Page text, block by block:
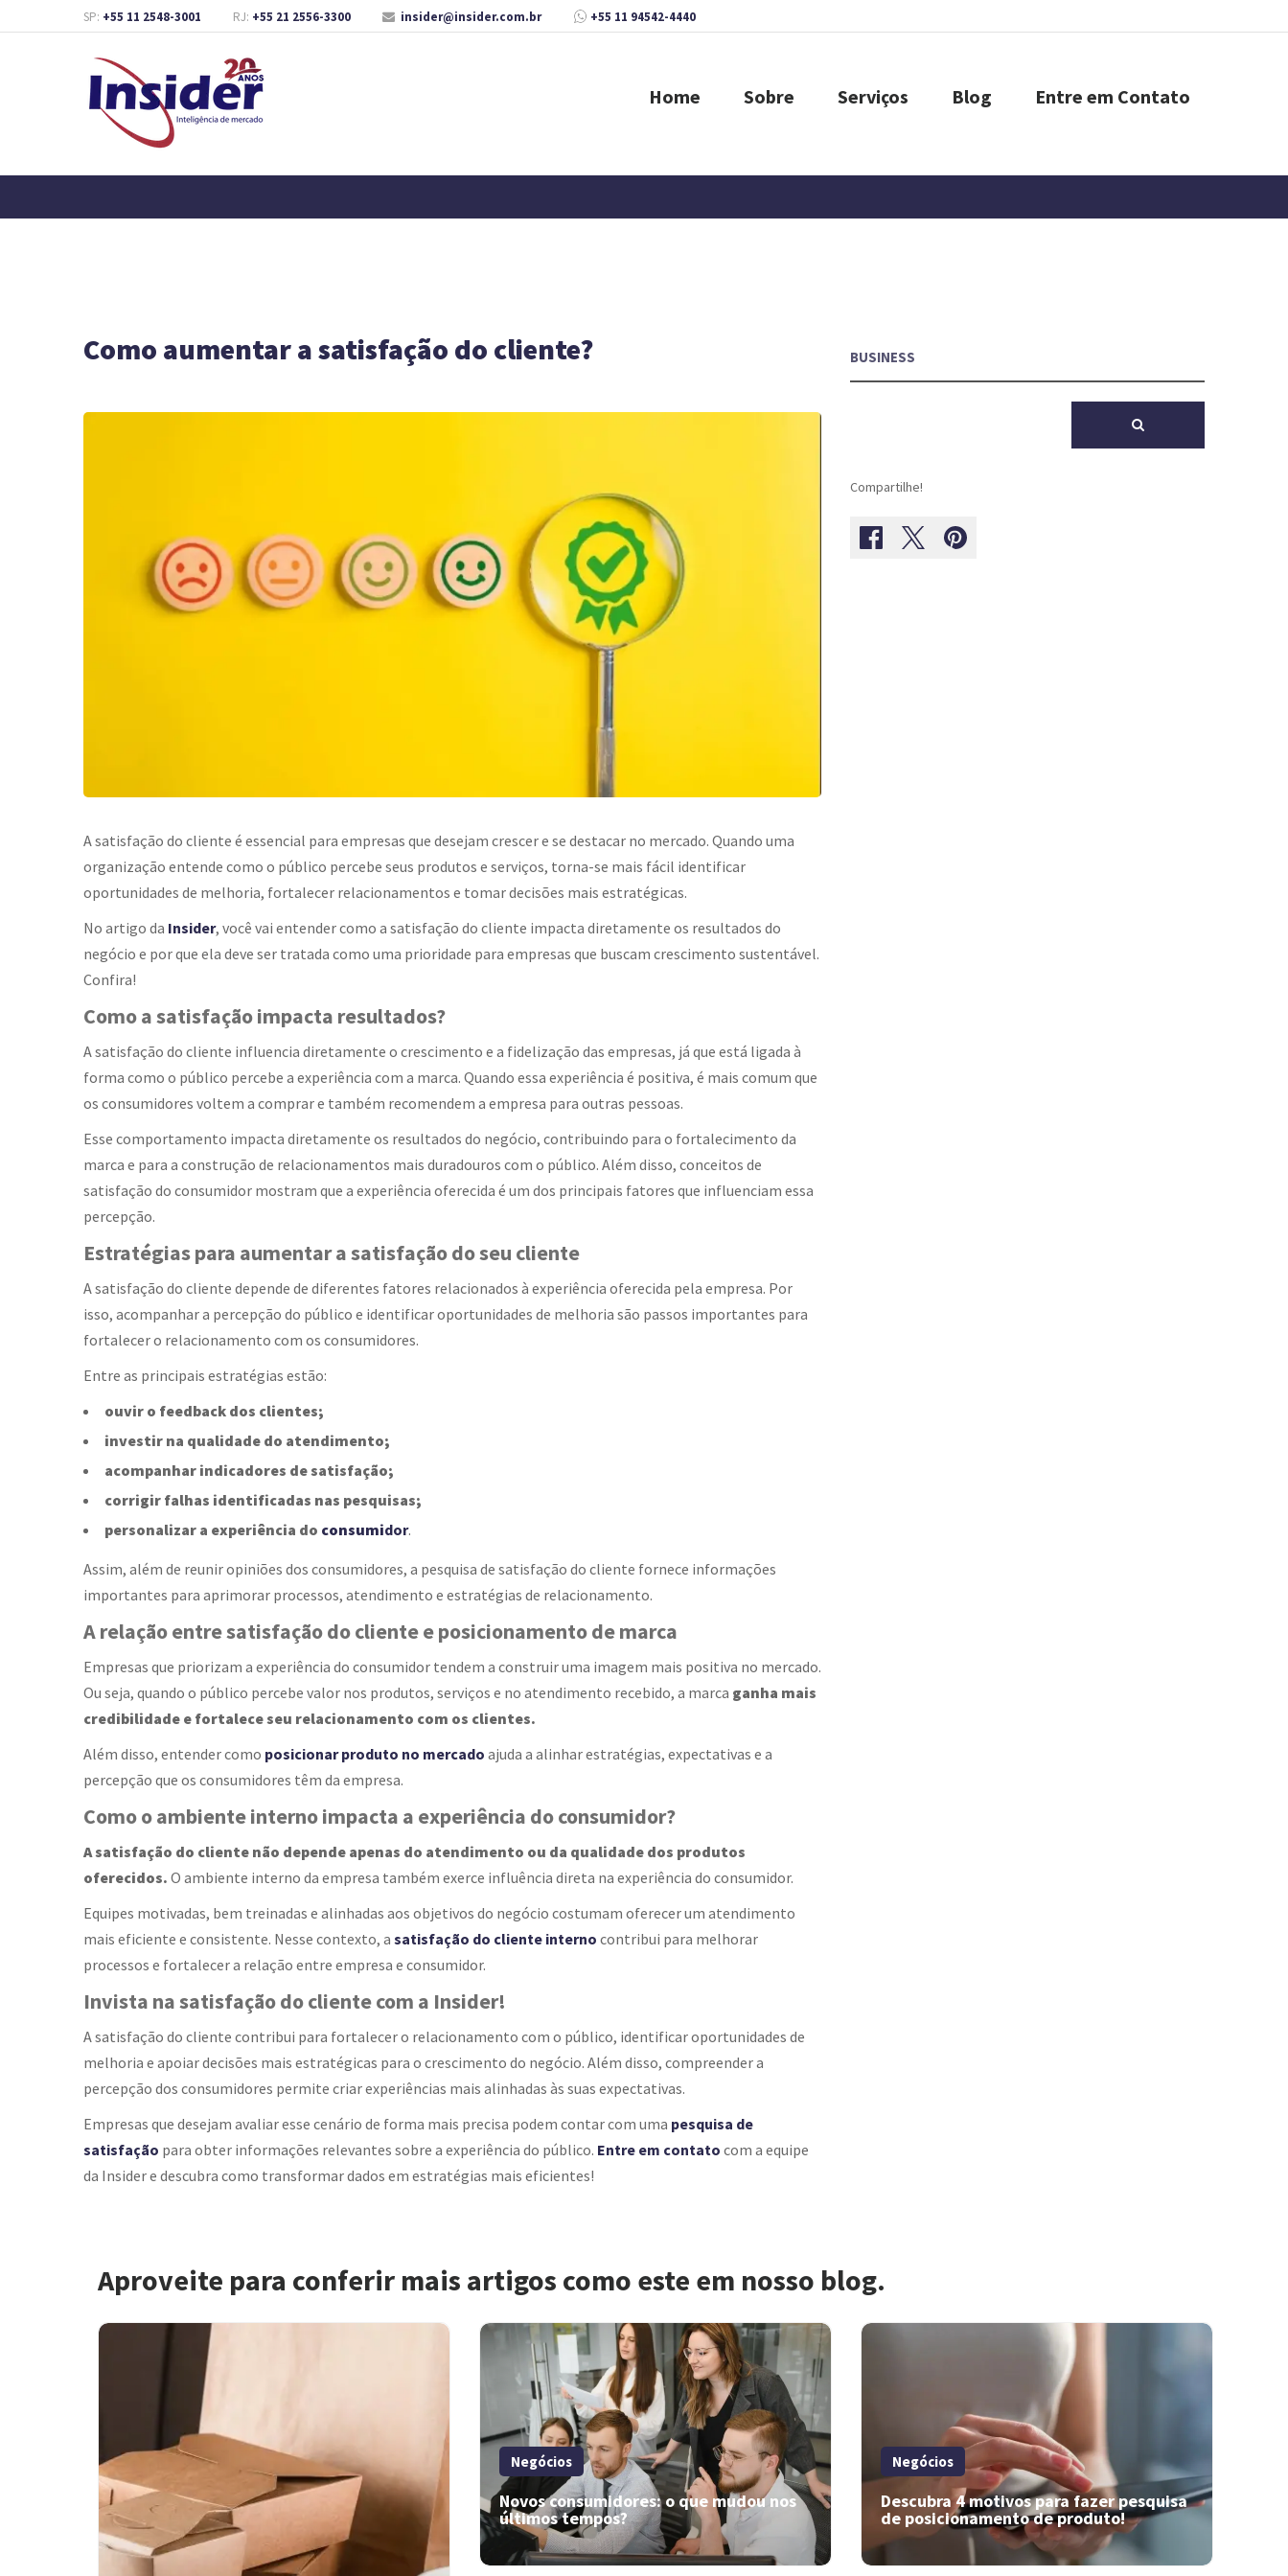
SP: +55 11 2548-3001 RJ: +55 21 2556-3300 insider@insider.com.br +55 11 94542-4440
Home Sobre Serviços Blog Entre em Contato
Como aumentar a satisfação do cliente?
A satisfação do cliente é essencial para empresas que desejam crescer e se destacar no mercado. Quando uma
organização entende como o público percebe seus produtos e serviços, torna-se mais fácil identificar
oportunidades de melhoria, fortalecer relacionamentos e tomar decisões mais estratégicas.
No artigo da Insider, você vai entender como a satisfação do cliente impacta diretamente os resultados do
negócio e por que ela deve ser tratada como uma prioridade para empresas que buscam crescimento sustentável.
Confira!
Como a satisfação impacta resultados?
A satisfação do cliente influencia diretamente o crescimento e a fidelização das empresas, já que está ligada à
forma como o público percebe a experiência com a marca. Quando essa experiência é positiva, é mais comum que
os consumidores voltem a comprar e também recomendem a empresa para outras pessoas.
Esse comportamento impacta diretamente os resultados do negócio, contribuindo para o fortalecimento da
marca e para a construção de relacionamentos mais duradouros com o público. Além disso, conceitos de
satisfação do consumidor mostram que a experiência oferecida é um dos principais fatores que influenciam essa
percepção.
Estratégias para aumentar a satisfação do seu cliente
A satisfação do cliente depende de diferentes fatores relacionados à experiência oferecida pela empresa. Por
isso, acompanhar a percepção do público e identificar oportunidades de melhoria são passos importantes para
fortalecer o relacionamento com os consumidores.
Entre as principais estratégias estão:
ouvir o feedback dos clientes;
investir na qualidade do atendimento;
acompanhar indicadores de satisfação;
corrigir falhas identificadas nas pesquisas;
personalizar a experiência do consumidor.
Assim, além de reunir opiniões dos consumidores, a pesquisa de satisfação do cliente fornece informações
importantes para aprimorar processos, atendimento e estratégias de relacionamento.
A relação entre satisfação do cliente e posicionamento de marca
Empresas que priorizam a experiência do consumidor tendem a construir uma imagem mais positiva no mercado.
Ou seja, quando o público percebe valor nos produtos, serviços e no atendimento recebido, a marca ganha mais
credibilidade e fortalece seu relacionamento com os clientes.
Além disso, entender como posicionar produto no mercado ajuda a alinhar estratégias, expectativas e a
percepção que os consumidores têm da empresa.
Como o ambiente interno impacta a experiência do consumidor?
A satisfação do cliente não depende apenas do atendimento ou da qualidade dos produtos
oferecidos. O ambiente interno da empresa também exerce influência direta na experiência do consumidor.
Equipes motivadas, bem treinadas e alinhadas aos objetivos do negócio costumam oferecer um atendimento
mais eficiente e consistente. Nesse contexto, a satisfação do cliente interno contribui para melhorar
processos e fortalecer a relação entre empresa e consumidor.
Invista na satisfação do cliente com a Insider!
A satisfação do cliente contribui para fortalecer o relacionamento com o público, identificar oportunidades de
melhoria e apoiar decisões mais estratégicas para o crescimento do negócio. Além disso, compreender a
percepção dos consumidores permite criar experiências mais alinhadas às suas expectativas.
Empresas que desejam avaliar esse cenário de forma mais precisa podem contar com uma pesquisa de
satisfação para obter informações relevantes sobre a experiência do público. Entre em contato com a equipe
da Insider e descubra como transformar dados em estratégias mais eficientes!
Compartilhe!
Aproveite para conferir mais artigos como este em nosso blog.
Negócios
Novos consumidores: o que mudou nos
últimos tempos?
Negócios
Descubra 4 motivos para fazer pesquisa
de posicionamento de produto!